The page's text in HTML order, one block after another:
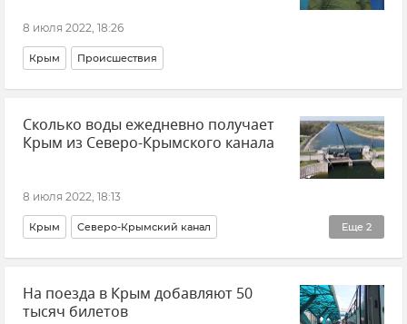
8 июля 2022, 18:26
Крым Происшествия
Сколько воды ежедневно получает
Крым из Северо-Крымского канала
8 июля 2022, 18:13
Еще 2
Крым Северо-Крымский канал
Херсонская область Вода в Крыму
На поезда в Крым добавляют 50
тысяч билетов